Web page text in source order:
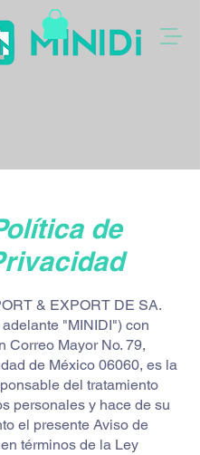
de
& EXPORT DE SA.
adelante "MINIDI") con
Correo Mayor No. 79,
de México 06060, es la
del tratamiento
personales y hace de su
el presente Aviso de
términos de la Ley